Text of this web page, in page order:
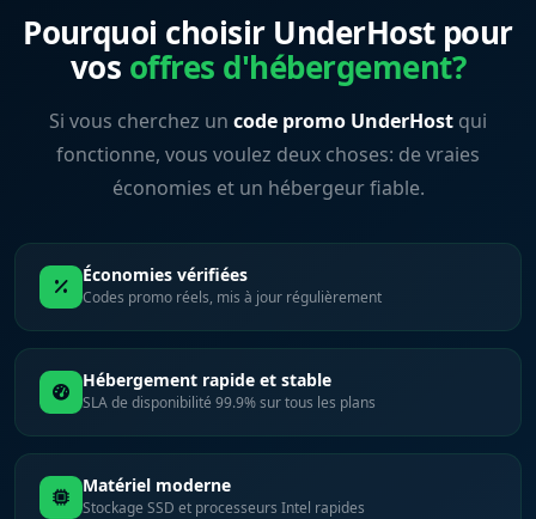
Pourquoi choisir UnderHost pour
vos offres d'hébergement?
Si vous cherchez un code promo UnderHost qui
fonctionne, vous voulez deux choses: de vraies
économies et un hébergeur fiable.
Économies vérifiées
Codes promo réels, mis à jour régulièrement
Hébergement rapide et stable
SLA de disponibilité 99.9% sur tous les plans
Matériel moderne
Stockage SSD et processeurs Intel rapides